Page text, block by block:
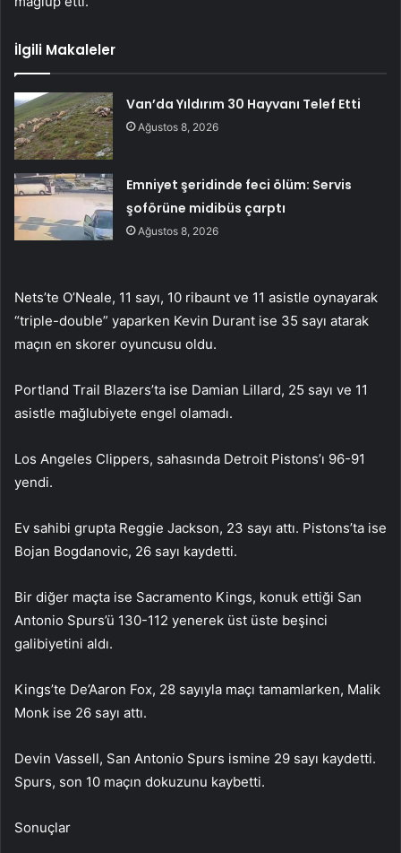
İlgili Makaleler
Van’da Yıldırım 30 Hayvanı Telef Etti
Ağustos 8, 2026
Emniyet şeridinde feci ölüm: Servis
şoförüne midibüs çarptı
Ağustos 8, 2026
Nets’te O’Neale, 11 sayı, 10 ribaunt ve 11 asistle oynayarak
“triple-double” yaparken Kevin Durant ise 35 sayı atarak
maçın en skorer oyuncusu oldu.
Portland Trail Blazers’ta ise Damian Lillard, 25 sayı ve 11
asistle mağlubiyete engel olamadı.
Los Angeles Clippers, sahasında Detroit Pistons’ı 96-91
yendi.
Ev sahibi grupta Reggie Jackson, 23 sayı attı. Pistons’ta ise
Bojan Bogdanovic, 26 sayı kaydetti.
Bir diğer maçta ise Sacramento Kings, konuk ettiği San
Antonio Spurs’ü 130-112 yenerek üst üste beşinci
galibiyetini aldı.
Kings’te De’Aaron Fox, 28 sayıyla maçı tamamlarken, Malik
Monk ise 26 sayı attı.
Devin Vassell, San Antonio Spurs ismine 29 sayı kaydetti.
Spurs, son 10 maçın dokuzunu kaybetti.
Sonuçlar